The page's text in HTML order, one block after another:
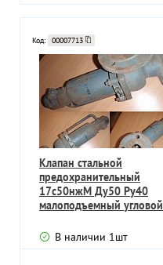
Код: 00007713
Клапан стальной
предохранительный
17с50нжМ Ду50 Ру40
малоподъемный угловой
В наличии 1шт